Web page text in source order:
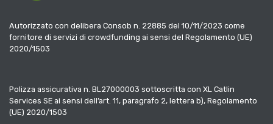
Autorizzato con delibera Consob n. 22885 del 10/11/2023 come
fornitore di servizi di crowdfunding ai sensi del Regolamento (UE)
2020/1503
Polizza assicurativa n. BL27000003 sottoscritta con XL Catlin
Services SE ai sensi dell’art. 11, paragrafo 2, lettera b), Regolamento
(UE) 2020/1503